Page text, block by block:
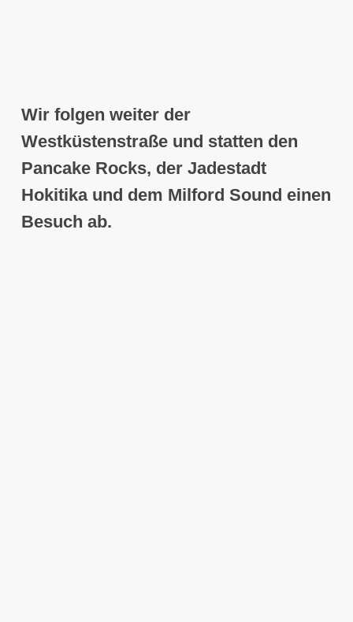
Wir folgen weiter der
Westküstenstraße und statten den
Pancake Rocks, der Jadestadt
Hokitikaund dem Milford Sound einen
Besuch ab.